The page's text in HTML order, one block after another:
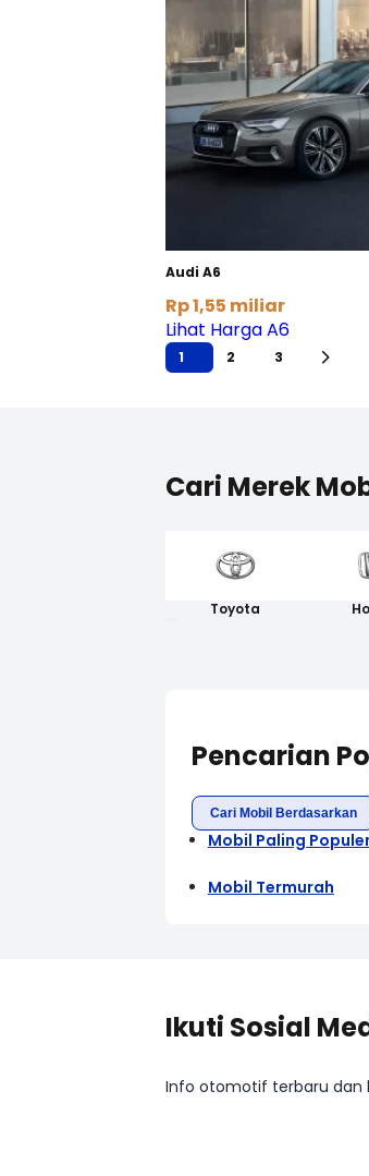
Audi A6
Rp 1,55 miliar
Lihat Harga A6
1 2 3
Cari Merek
Toyota
Pencarian
Cari Mobil Berdasarkan
Mobil Paling
Mobil Termurah
Ikuti Sosial
Info otomotif terbaru dan